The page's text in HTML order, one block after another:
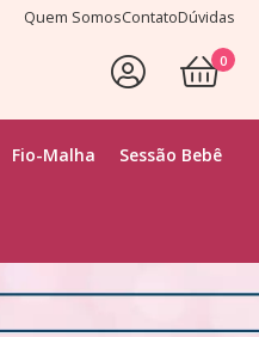
Quem SomosContatoDúvidas
Fio-Malha Sessão Bebê
0